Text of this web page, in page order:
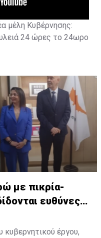
μέλη Κυβέρνησης:
24 ώρες το 24ωρο
με πικρία-
ευθύνες
έργου,